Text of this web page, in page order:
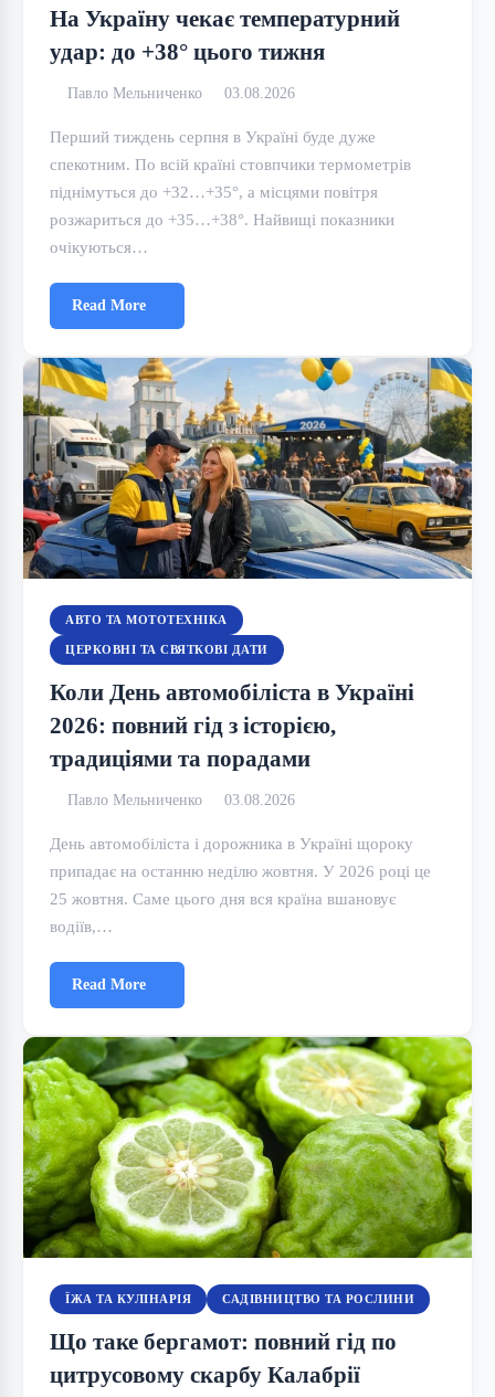
На Україну чекає температурний
удар: до +38° цього тижня
Павло Мельниченко 03.08.2026
Перший тиждень серпня в Україні буде дуже
спекотним. По всій країні стовпчики термометрів
піднімуться до +32…+35°, а місцями повітря
розжариться до +35…+38°. Найвищі показники
очікуються…
Read More
АВТО ТА МОТОТЕХНІКА
ЦЕРКОВНІ ТА СВЯТКОВІ ДАТИ
Коли День автомобіліста в Україні
2026: повний гід з історією,
традиціями та порадами
Павло Мельниченко 03.08.2026
День автомобіліста і дорожника в Україні щороку
припадає на останню неділю жовтня. У 2026 році це
25 жовтня. Саме цього дня вся країна вшановує
водіїв,…
Read More
ЇЖА ТА КУЛІНАРІЯ САДІВНИЦТВО ТА РОСЛИНИ
Що таке бергамот: повний гід по
цитрусовому скарбу Калабрії